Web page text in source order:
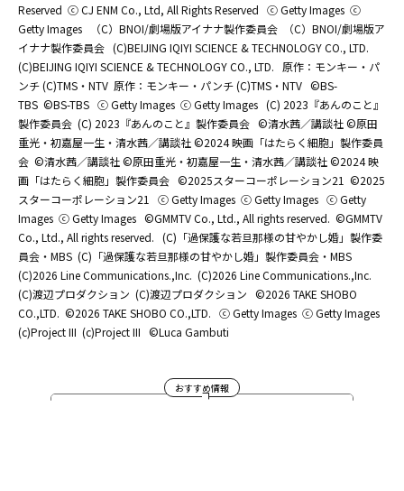
Reserved ⓒ CJ ENM Co., Ltd, All Rights Reserved ⓒ Getty Images ⓒ
Getty Images
（C）BNOI/劇場版アイナナ製作委員会
（C）BNOI/劇場版ア
イナナ製作委員会 (C)BEIJING IQIYI SCIENCE & TECHNOLOGY CO., LTD.
(C)BEIJING IQIYI SCIENCE & TECHNOLOGY CO., LTD. 原作：モンキー・パ
ンチ (C)TMS・NTV 原作：モンキー・パンチ (C)TMS・NTV ©BS-
TBS ©BS-TBS ⓒ Getty Images ⓒ Getty Images (C) 2023『あんのこと』
製作委員会 (C) 2023『あんのこと』製作委員会 ©清水茜／講談社 ©原田
重光・初嘉屋一生・清水茜／講談社 ©2024 映画「はたらく細胞」製作委員
会 ©清水茜／講談社 ©原田重光・初嘉屋一生・清水茜／講談社 ©2024 映
画「はたらく細胞」製作委員会 ©2025スターコーポレーション21 ©2025
スターコーポレーション21 ⓒ Getty Images ⓒ Getty Images ⓒ Getty
Images ⓒ Getty Images ©GMMTV Co., Ltd., All rights reserved. ©GMMTV
Co., Ltd., All rights reserved. (C)「過保護な若旦那様の甘やかし婚」製作委
員会・MBS (C)「過保護な若旦那様の甘やかし婚」製作委員会・MBS
(C)2026 Line Communications.,Inc. (C)2026 Line Communications.,Inc.
(C)渡辺プロダクション (C)渡辺プロダクション ©2026 TAKE SHOBO
CO.,LTD. ©2026 TAKE SHOBO CO.,LTD. ⓒ Getty Images ⓒ Getty Images
(c)Project III (c)Project III ©Luca Gambuti
おすすめ情報